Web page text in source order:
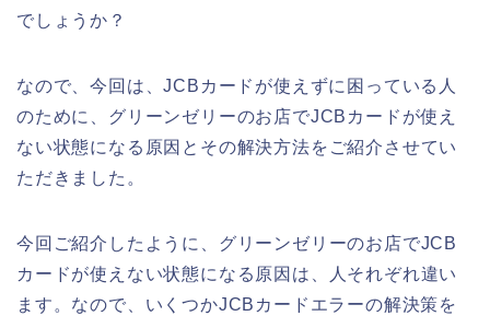
でしょうか？
なので、今回は、JCBカードが使えずに困っている人
のために、グリーンゼリーのお店でJCBカードが使え
ない状態になる原因とその解決方法をご紹介させてい
ただきました。
今回ご紹介したように、グリーンゼリーのお店でJCB
カードが使えない状態になる原因は、人それぞれ違い
ます。なので、いくつかJCBカードエラーの解決策を